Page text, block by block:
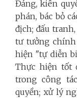
Đảng, kiên
phán, bác bỏ
địch; đấu
tư tưởng chính
hiện "tự diễn
Thực hiện tốt
trong công
quyền; xử lý